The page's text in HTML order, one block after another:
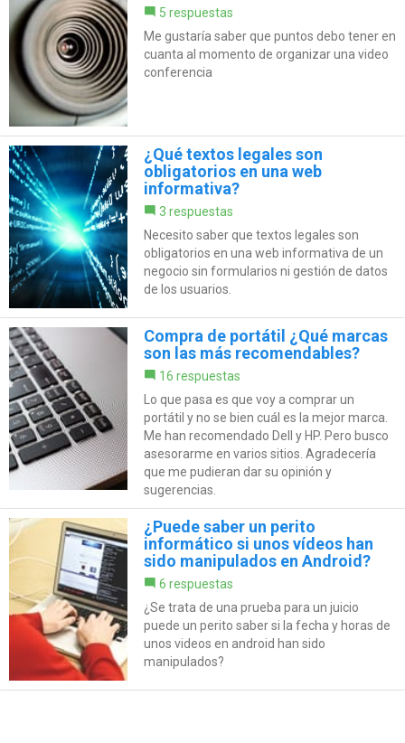
5 respuestas
Me gustaría saber que puntos debo tener en
cuanta al momento de organizar una video
conferencia
¿Qué textos legales son
obligatorios en una web
informativa?
3 respuestas
Necesito saber que textos legales son
obligatorios en una web informativa de un
negocio sin formularios ni gestión de datos
de los usuarios.
Compra de portátil ¿Qué marcas
son las más recomendables?
16 respuestas
Lo que pasa es que voy a comprar un
portátil y no se bien cuál es la mejor marca.
Me han recomendado Dell y HP. Pero busco
asesorarme en varios sitios. Agradecería
que me pudieran dar su opinión y
sugerencias.
¿Puede saber un perito
informático si unos vídeos han
sido manipulados en Android?
6 respuestas
¿Se trata de una prueba para un juicio
puede un perito saber si la fecha y horas de
unos videos en android han sido
manipulados?